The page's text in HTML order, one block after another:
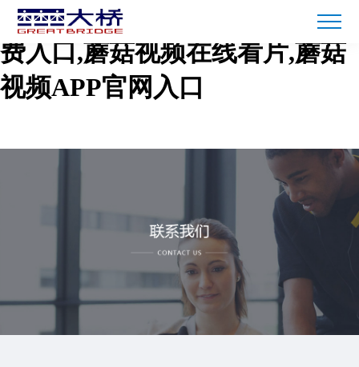
蘑菇短视频免费下载,蘑菇TV免
费入口,蘑菇视频在线看片,蘑菇
视频APP官网入口